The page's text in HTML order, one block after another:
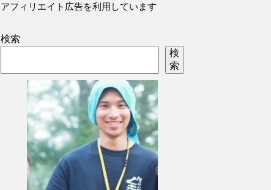
アフィリエイト広告を利用しています
検索
検
索